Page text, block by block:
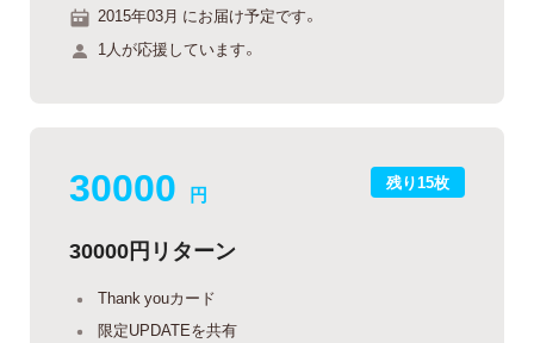
2015年03月 にお届け予定です。
1人が応援しています。
残り15枚
30000 円
30000円リターン
Thank youカード
限定UPDATEを共有